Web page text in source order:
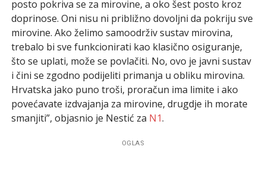
posto pokriva se za mirovine, a oko šest posto kroz
doprinose. Oni nisu ni približno dovoljni da pokriju sve
mirovine. Ako želimo samoodrživ sustav mirovina,
trebalo bi sve funkcionirati kao klasično osiguranje,
što se uplati, može se povlačiti. No, ovo je javni sustav
i čini se zgodno podijeliti primanja u obliku mirovina.
Hrvatska jako puno troši, proračun ima limite i ako
povećavate izdvajanja za mirovine, drugdje ih morate
smanjiti”, objasnio je Nestić za N1.
OGLAS